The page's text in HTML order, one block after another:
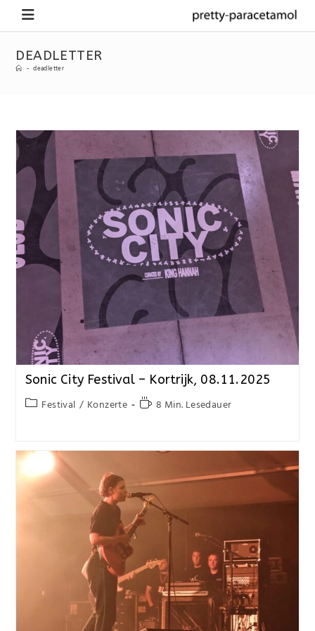
DEADLETTER
- deadletter
Sonic City Festival – Kortrijk, 08.11.2025
Festival / Konzerte 8 Min. Lesedauer